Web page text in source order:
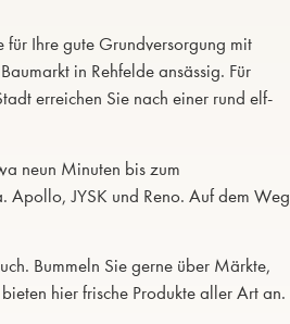
Ihre gute Grundversorgung mit
in Rehfelde ansässig. Für
erreichen Sie nach einer rund elf-
neun Minuten bis zum
Apollo, JYSK und Reno. Auf dem Weg
Bummeln Sie gerne über Märkte,
hier frische Produkte aller Art an.